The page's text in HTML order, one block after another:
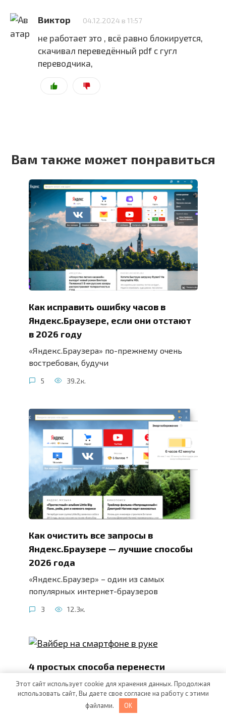
Виктор 04.12.2024 в 11:57
не работает это , всё равно блокируется,
скачивал переведённый pdf c гугл
переводчика,
Вам также может понравиться
Как исправить ошибку часов в
Яндекс.Браузере, если они отстают
в 2026 году
«Яндекс.Браузера» по-прежнему очень
востребован, будучи
5 39.2к.
Как очистить все запросы в
Яндекс.Браузере — лучшие способы
2026 года
«Яндекс.Браузер» – один из самых
популярных интернет-браузеров
3 12.3к.
4 простых способа перенести
Вайбер на новый телефон и
сохранить переписку и группы
Viber – второй по популярности среди
Этот сайт использует cookie для хранения данных. Продолжая
использовать сайт, Вы даете свое согласие на работу с этими
файлами.
OK